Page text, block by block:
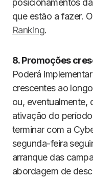
posicionamentos
que estão a fazer.
Ranking.
8. Promoções
Poderá
crescentes ao
ou, eventualmente,
ativação do
terminar com a
segunda-feira
arranque das
abordagem de